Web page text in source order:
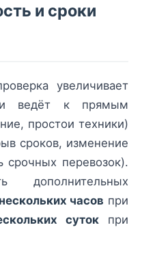
и сроки
увеличивает
и ведёт к прямым
простои техники)
сроков, изменение
срочных перевозок).
дополнительных
нескольких часов при
сутокпри